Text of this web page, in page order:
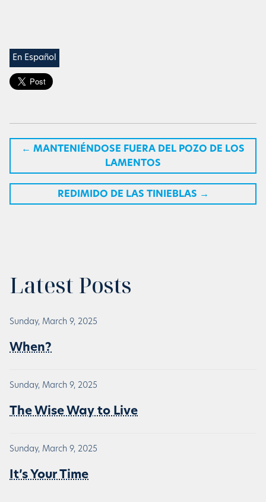
En Español
← MANTENIÉNDOSE FUERA DEL POZO DE LOS
LAMENTOS
REDIMIDO DE LAS TINIEBLAS →
Latest Posts
Sunday, March 9, 2025
When?
Sunday, March 9, 2025
The Wise Way to Live
Sunday, March 9, 2025
It’s Your Time